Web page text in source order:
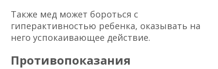
Также мед может бороться с
гиперактивностью ребенка, оказывать на
него успокаивающее действие.
Противопоказания